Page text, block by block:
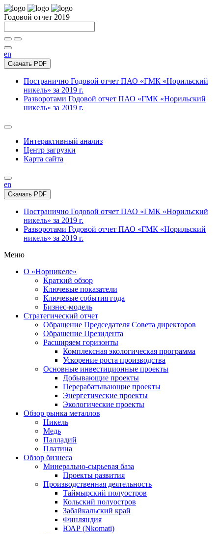
Годовой отчет 2019
en
Скачать PDF
Постранично Годовой отчет ПАО «ГМК «Норильский
никель» за 2019 г.
Разворотами Годовой отчет ПАО «ГМК «Норильский
никель» за 2019 г.
Интерактивный анализ
Центр загрузки
Карта сайта
en
Скачать PDF
Постранично Годовой отчет ПАО «ГМК «Норильский
никель» за 2019 г.
Разворотами Годовой отчет ПАО «ГМК «Норильский
никель» за 2019 г.
Меню
О «Норникеле»
Краткий обзор
Ключевые показатели
Ключевые события года
Бизнес-модель
Стратегический отчет
Обращение Председателя Совета директоров
Обращение Президента
Расширяем горизонты
Комплексная экологическая программа
Ускорение роста производства
Основные инвестиционные проекты
Добывающие проекты
Перерабатывающие проекты
Энергетические проекты
Экологические проекты
Обзор рынка металлов
Никель
Медь
Палладий
Платина
Обзор бизнеса
Минерально-сырьевая база
Проекты развития
Производственная деятельность
Таймырский полуостров
Кольский полуостров
Забайкальский край
Финляндия
ЮАР (Nkomati)